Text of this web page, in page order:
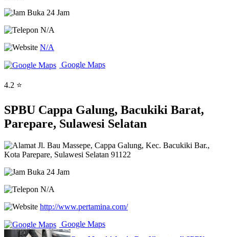
Buka 24 Jam
N/A
N/A
Google Maps
4.2 ⭐
SPBU Cappa Galung, Bacukiki Barat,
Parepare, Sulawesi Selatan
Jl. Bau Massepe, Cappa Galung, Kec. Bacukiki Bar.,
Kota Parepare, Sulawesi Selatan 91122
Buka 24 Jam
N/A
http://www.pertamina.com/
Google Maps